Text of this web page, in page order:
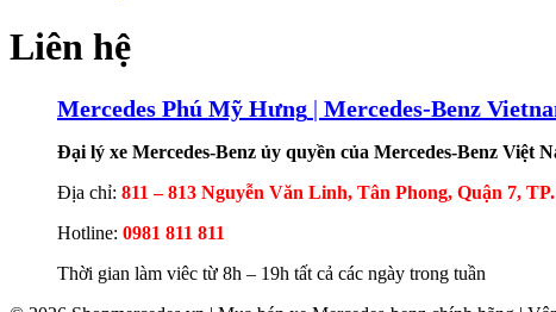
Liên hệ
​​Mercedes Phú Mỹ Hưng | Mercedes-Benz
​Đại lý xe Mercedes-Benz ủy quyền của Mercedes-Benz Việt
Địa chỉ: 811 – 813 Nguyễn Văn Linh, Tân Phong, Quận 7,
Hotline: 0981 811 811
Thời gian làm viêc từ 8h – 19h tất cả các ngày trong tuần